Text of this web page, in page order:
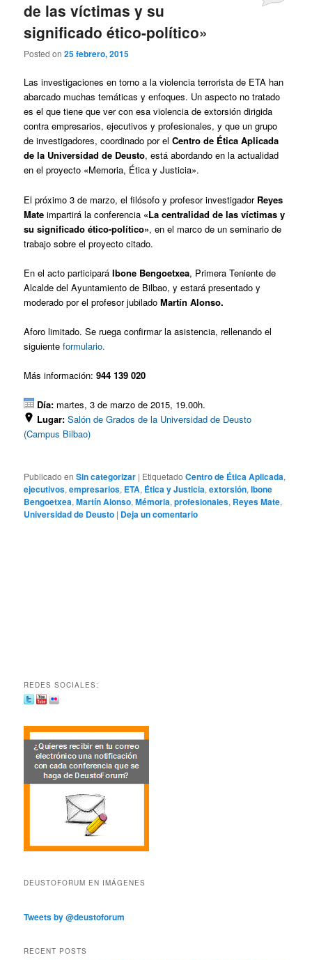
de las víctimas y su
significado ético-político»
Posted on25 febrero, 2015
Las investigaciones en torno a la violencia terrorista de ETA han
abarcado muchas temáticas y enfoques. Un aspecto no tratado
es el que tiene que ver con esa violencia de extorsión dirigida
contra empresarios, ejecutivos y profesionales, y que un grupo
de investigadores, coordinado por elCentro de Ética Aplicada
de la Universidad de Deusto, está abordando en la actualidad
en el proyecto «Memoria, Ética y Justicia».
El próximo 3 de marzo, el filósofo y profesor investigador Reyes
Mate impartirá la conferencia «La centralidad de las víctimas y
su significado ético-político», en el marco de un seminario de
trabajo sobre el proyecto citado.
En el acto participaráIbone Bengoetxea, Primera Teniente de
Alcalde del Ayuntamiento de Bilbao, y estará presentado y
moderado por el profesor jubiladoMartín Alonso.
Aforo limitado. Se ruega confirmar la asistencia, rellenando el
siguienteformulario.
Más información:944 139 020
Día: martes, 3 de marzo de 2015, 19.00h.
Lugar: Salón de Grados de la Universidad de Deusto
(Campus Bilbao)
Publicado en Sin categorizar | Etiquetado Centro de Ética Aplicada,
ejecutivos,empresarios, ETA, Ética y Justicia,extorsión,Ibone
Bengoetxea,Martín Alonso,Mémoria,profesionales, Reyes Mate,
Universidad de Deusto | Deja un comentario
REDES SOCIALES:
DEUSTOFORUM EN IMÁGENES
Tweets by @deustoforum
RECENT POSTS